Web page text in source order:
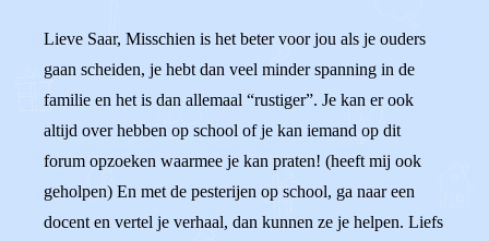
Lieve Saar, Misschien is het beter voor jou als je ouders
gaan scheiden, je hebt dan veel minder spanning in de
familie en het is dan allemaal “rustiger”. Je kan er ook
altijd over hebben op school of je kan iemand op dit
forum opzoeken waarmee je kan praten! (heeft mij ook
geholpen) En met de pesterijen op school, ga naar een
docent en vertel je verhaal, dan kunnen ze je helpen. Liefs